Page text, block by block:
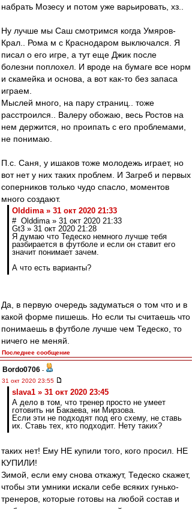
набрать Мозесу и потом уже варьировать, хз..
Ну лучше мы Саш смотримся когда Умяров-
Крал.. Рома м с Краснодаром выключался. Я
писал о его игре, а тут еще Джик после
болезни поплохел. И вроде на бумаге все норм
и скамейка и основа, а вот как-то без запаса
играем.
Мыслей много, на пару страниц.. тоже
расстроился.. Валеру обожаю, весь Ростов на
нем держится, но проипать с его проблемами,
не понимаю.
П.с. Саня, у ишаков тоже молодежь играет, но
вот нет у них таких проблем. И Загреб и первых
соперников только чудо спасло, моментов
много создают.
Olddima » 31 окт 2020 21:33
# Olddima » 31 окт 2020 21:33
Gt3 » 31 окт 2020 21:28
Я думаю что Тедеско немного лучше тебя
разбирается в футболе и если он ставит его
значит понимает зачем.
А что есть варианты?
Да, в первую очередь задуматься о том что и в
какой форме пишешь. Но если ты считаешь что
понимаешь в футболе лучше чем Тедеско, то
ничего не меняй.
Последнее сообщение
Bordo0706 -
31 окт 2020 23:55
slava1 » 31 окт 2020 23:45
А дело в том, что тренер просто не умеет
готовить ни Бакаева, ни Мирзова.
Если эти не подходят под его схему, не ставь
их. Ставь тех, кто подходит. Нету таких?
таких нет! Ему НЕ купили того, кого просил. НЕ
КУПИЛИ!
Зимой, если ему снова откажут, Тедеско скажет,
чтобы эти умники искали себе всяких гунько-
тренеров, которые готовы на любой состав и